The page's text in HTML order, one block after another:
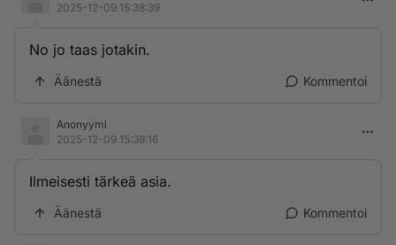
2025-12-09 15:38:39
No jo taas jotakin.
Äänestä Kommentoi
Anonyymi
2025-12-09 15:39:16
Ilmeisesti tärkeä asia.
Äänestä Kommentoi